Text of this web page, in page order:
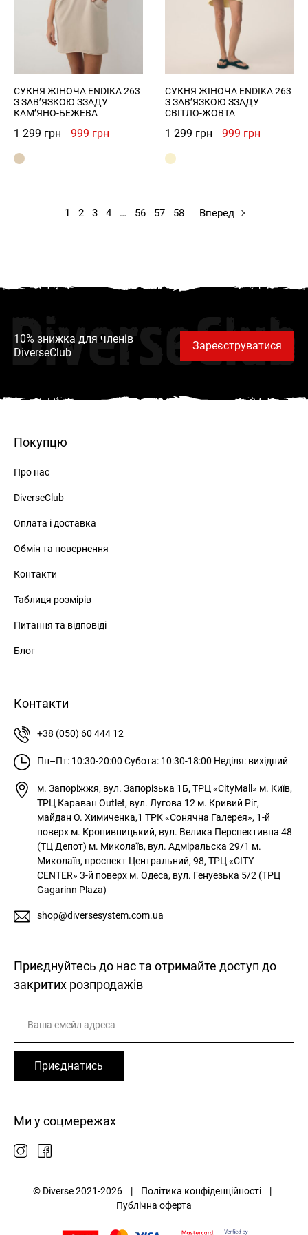
СУКНЯ ЖІНОЧА ENDIKA 263
З ЗАВ’ЯЗКОЮ ЗЗАДУ
КАМ’ЯНО-БЕЖЕВА
1 299грн
Оригінальна
999 грн
СУКНЯ ЖІНОЧА ENDIKA 263
З ЗАВ’ЯЗКОЮ ЗЗАДУ
СВІТЛО-ЖОВТА
1 299грн
Оригінальна
999 грн
1 2 3 4 … 56 57 58 Вперед
10% знижка для членів
DiverseClub
DiverseClub
Зареєструватися
Покупцю
Про нас
DiverseClub
Оплата і доставка
Обмін та повернення
Контакти
Таблиця розмірів
Питання та відповіді
Блог
Контакти
+38 (050) 60 444 12
Пн–Пт: 10:30-20:00 Субота: 10:30-18:00 Неділя: вихідний
м. Запоріжжя, вул. Запорізька 1Б, ТРЦ «CityMall» м. Київ,
ТРЦ Караван Outlet, вул. Лугова 12 м. Кривий Ріг,
майдан О. Химиченка,1 ТРК «Сонячна Галерея», 1-й
поверх м. Кропивницький, вул. Велика Перспективна 48
(ТЦ Депот) м. Миколаїв, вул. Адміральска 29/1 м.
Миколаїв, проспект Центральний, 98, ТРЦ «CITY
CENTER» 3-й поверх м. Одеса, вул. Генуезька 5/2 (ТРЦ
Gagarinn Plaza)
shop@diversesystem.com.ua
Приєднуйтесь до нас та отримайте доступ до
закритих розпродажів
Приєднатись
Ми у соцмережах
© Diverse 2021-2026 | Політика конфіденційності|
Публічна оферта